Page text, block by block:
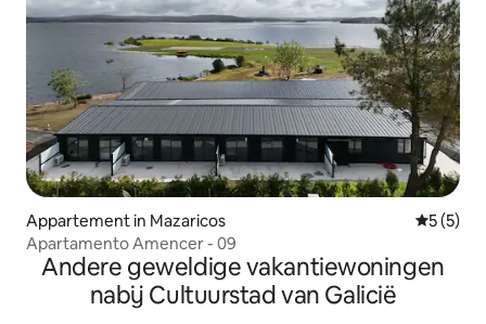
Appartement in Mazaricos
5 (5)
Apartamento Amencer - 09
Andere geweldige vakantiewoningen
nabij Cultuurstad van Galicië